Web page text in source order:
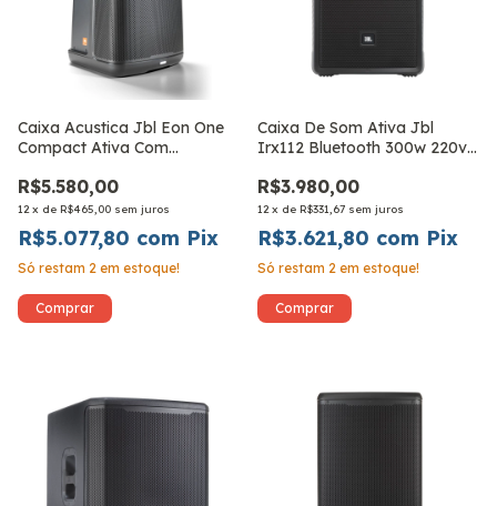
Caixa Acustica Jbl Eon One
Compact Ativa Com
R$5.580,00
12 x de R$465,00 sem juros
R$5.077,80 com Pix
Só restam 2 em estoque!
Caixa De Som Ativa Jbl
Irx112 Bluetooth 300w 220v
R$3.980,00
12 x de R$331,67 sem juros
R$3.621,80 com Pix
Só restam 2 em estoque!